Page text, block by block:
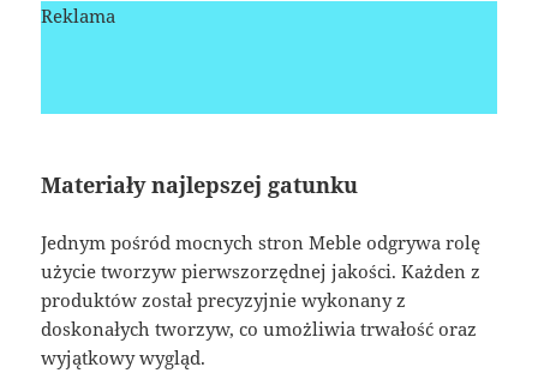
Reklama
Materiały najlepszej gatunku
Jednym pośród mocnych stron Meble odgrywa rolę
użycie tworzyw pierwszorzędnej jakości. Każden z
produktów został precyzyjnie wykonany z
doskonałych tworzyw, co umożliwia trwałość oraz
wyjątkowy wygląd.